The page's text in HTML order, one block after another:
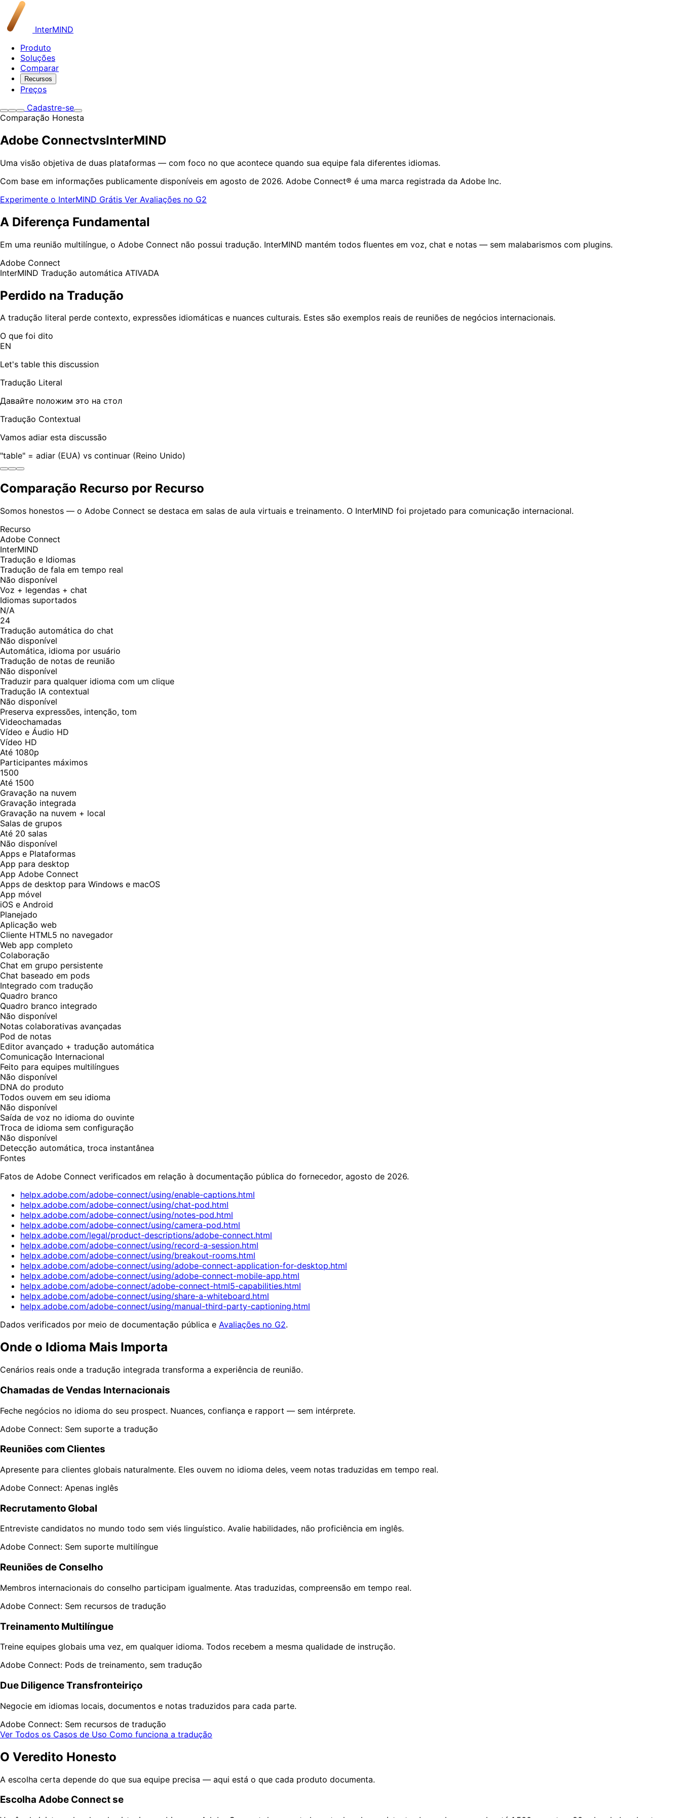
InterMIND
Produto
Soluções
Comparar
Recursos
Preços
Cadastre-se
Comparação Honesta
Adobe ConnectvsInterMIND
Uma visão objetiva de duas plataformas — com foco no que acontece quando sua equipe fala diferentes idiomas.
Com base em informações publicamente disponíveis em agosto de 2026. Adobe Connect® é uma marca registrada da Adobe Inc.
Experimente o InterMIND Grátis Ver Avaliações no G2
A Diferença Fundamental
Em uma reunião multilíngue, o Adobe Connect não possui tradução. InterMIND mantém todos fluentes em voz, chat e notas — sem malabarismos com plugins.
Adobe Connect
InterMIND Tradução automática ATIVADA
Perdido na Tradução
A tradução literal perde contexto, expressões idiomáticas e nuances culturais. Estes são exemplos reais de reuniões de negócios internacionais.
O que foi dito
EN
Let's table this discussion
Tradução Literal
Давайте положим это на стол
Tradução Contextual
Vamos adiar esta discussão
"table" = adiar (EUA) vs continuar (Reino Unido)
Comparação Recurso por Recurso
Somos honestos — o Adobe Connect se destaca em salas de aula virtuais e treinamento. O InterMIND foi projetado para comunicação internacional.
Recurso
Adobe Connect
InterMIND
Tradução e Idiomas
Tradução de fala em tempo real
Não disponível
Voz + legendas + chat
Idiomas suportados
N/A
24
Tradução automática do chat
Não disponível
Automática, idioma por usuário
Tradução de notas de reunião
Não disponível
Traduzir para qualquer idioma com um clique
Tradução IA contextual
Não disponível
Preserva expressões, intenção, tom
Videochamadas
Vídeo e Áudio HD
Vídeo HD
Até 1080p
Participantes máximos
1500
Até 1500
Gravação na nuvem
Gravação integrada
Gravação na nuvem + local
Salas de grupos
Até 20 salas
Não disponível
Apps e Plataformas
App para desktop
App Adobe Connect
Apps de desktop para Windows e macOS
App móvel
iOS e Android
Planejado
Aplicação web
Cliente HTML5 no navegador
Web app completo
Colaboração
Chat em grupo persistente
Chat baseado em pods
Integrado com tradução
Quadro branco
Quadro branco integrado
Não disponível
Notas colaborativas avançadas
Pod de notas
Editor avançado + tradução automática
Comunicação Internacional
Feito para equipes multilíngues
Não disponível
DNA do produto
Todos ouvem em seu idioma
Não disponível
Saída de voz no idioma do ouvinte
Troca de idioma sem configuração
Não disponível
Detecção automática, troca instantânea
Fontes
Fatos de Adobe Connect verificados em relação à documentação pública do fornecedor, agosto de 2026.
helpx.adobe.com/adobe-connect/using/enable-captions.html
helpx.adobe.com/adobe-connect/using/chat-pod.html
helpx.adobe.com/adobe-connect/using/notes-pod.html
helpx.adobe.com/adobe-connect/using/camera-pod.html
helpx.adobe.com/legal/product-descriptions/adobe-connect.html
helpx.adobe.com/adobe-connect/using/record-a-session.html
helpx.adobe.com/adobe-connect/using/breakout-rooms.html
helpx.adobe.com/adobe-connect/using/adobe-connect-application-for-desktop.html
helpx.adobe.com/adobe-connect/using/adobe-connect-mobile-app.html
helpx.adobe.com/adobe-connect/adobe-connect-html5-capabilities.html
helpx.adobe.com/adobe-connect/using/share-a-whiteboard.html
helpx.adobe.com/adobe-connect/using/manual-third-party-captioning.html
Dados verificados por meio de documentação pública e Avaliações no G2.
Onde o Idioma Mais Importa
Cenários reais onde a tradução integrada transforma a experiência de reunião.
Chamadas de Vendas Internacionais
Feche negócios no idioma do seu prospect. Nuances, confiança e rapport — sem intérprete.
Adobe Connect: Sem suporte a tradução
Reuniões com Clientes
Apresente para clientes globais naturalmente. Eles ouvem no idioma deles, veem notas traduzidas em tempo real.
Adobe Connect: Apenas inglês
Recrutamento Global
Entreviste candidatos no mundo todo sem viés linguístico. Avalie habilidades, não proficiência em inglês.
Adobe Connect: Sem suporte multilíngue
Reuniões de Conselho
Membros internacionais do conselho participam igualmente. Atas traduzidas, compreensão em tempo real.
Adobe Connect: Sem recursos de tradução
Treinamento Multilíngue
Treine equipes globais uma vez, em qualquer idioma. Todos recebem a mesma qualidade de instrução.
Adobe Connect: Pods de treinamento, sem tradução
Due Diligence Transfronteiriço
Negocie em idiomas locais, documentos e notas traduzidos para cada parte.
Adobe Connect: Sem recursos de tradução
Ver Todos os Casos de Uso Como funciona a tradução
O Veredito Honesto
A escolha certa depende do que sua equipe precisa — aqui está o que cada produto documenta.
Escolha Adobe Connect se